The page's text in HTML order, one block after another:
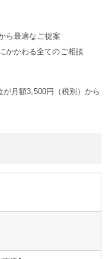
ら最適なご提案
かかわる全てのご相談
月額3,500円（税別）から